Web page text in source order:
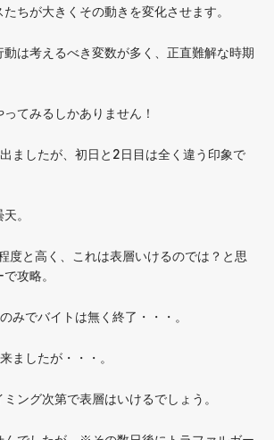
ちが大きくその動きを変化させます。
動は考えるべき変数が多く、正直難解な時期
てみるしかありません！
ましたが、初日と2日目は全く違う印象で
。
度と高く、これは表層いけるのでは？と思
攻略。
みでバイトは無く終了・・・。
ましたが・・・。
ング次第で表層はいけるでしょう。